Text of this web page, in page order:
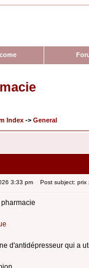
Index -> General
3:33 pm Post subject: prix
d'antidépresseur qui a